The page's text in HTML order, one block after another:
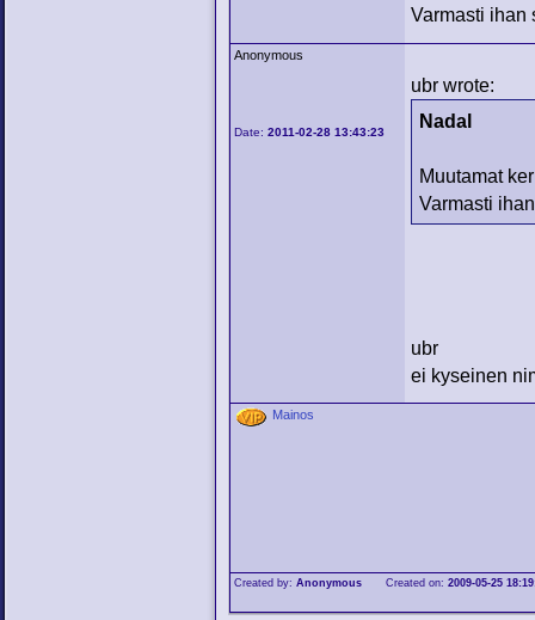
Varmasti ihan
Anonymous
Date:2011-02-28 13:43:23
ubr wrote:
Nadal
Muutamat
Varmasti
ubr
ei kyseinen
Mainos
Created by: Anonymous Created on:2009-05-25